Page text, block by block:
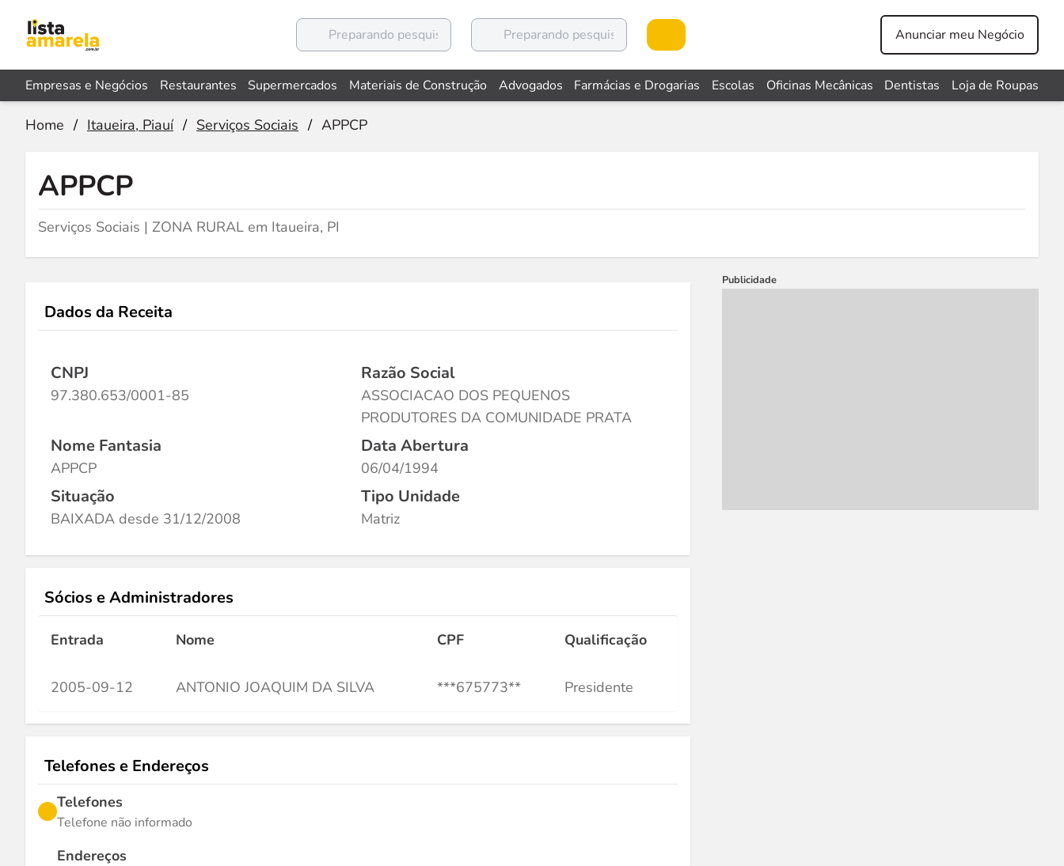
Anunciar meu Negócio
Empresas e Negócios Restaurantes Supermercados Materiais de Construção Advogados Farmácias e Drogarias Escolas Oficinas Mecânicas Dentistas Loja de Roupas
Home / Itaueira, Piauí / Serviços Sociais / APPCP
APPCP
Serviços Sociais | ZONA RURAL em Itaueira, PI
Dados da Receita
CNPJ
97.380.653/0001-85
Razão Social
ASSOCIACAO DOS PEQUENOS
PRODUTORES DA COMUNIDADE PRATA
Nome Fantasia
APPCP
Data Abertura
06/04/1994
Situação
BAIXADA desde 31/12/2008
Tipo Unidade
Matriz
Sócios e Administradores
Entrada Nome CPF Qualificação
2005-09-12 ANTONIO JOAQUIM DA SILVA ***675773** Presidente
Telefones e Endereços
Telefones
Telefone não informado
Endereços
Publicidade